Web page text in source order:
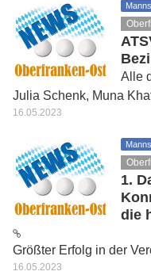
Alle
Julia Schenk, Muna
16.05.2023
1.
die
Größter Erfolg in der
16.05.2023